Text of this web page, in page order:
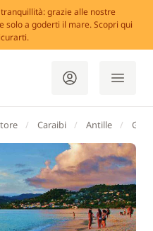
grazie alle nostre
solo a goderti il mare. Scopri qui
Caraibi Antille